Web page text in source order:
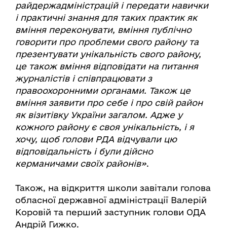
райдержадміністрацій і передати навички
і практичні знання для таких практик як
вміння переконувати, вміння публічно
говорити про проблеми свого району та
презентувати унікальність свого району,
це також вміння відповідати на питання
журналістів і співпрацювати з
правоохоронними органами. Також це
вміння заявити про себе і про свій район
як візитівку України загалом. Адже у
кожного району є своя унікальність, і я
хочу, щоб голови РДА відчували цю
відповідальність і були дійсно
керманичами своїх районів».
Також, на відкриття школи завітали голова
обласної державної адміністрації Валерій
Коровій та перший заступник голови ОДА
Андрій Гижко.